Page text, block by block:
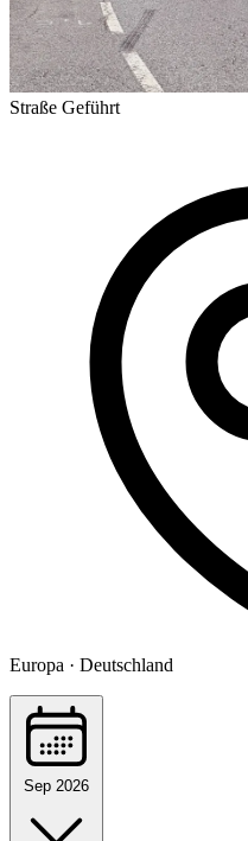
Straße Geführt
Europa · Deutschland
Sep 2026